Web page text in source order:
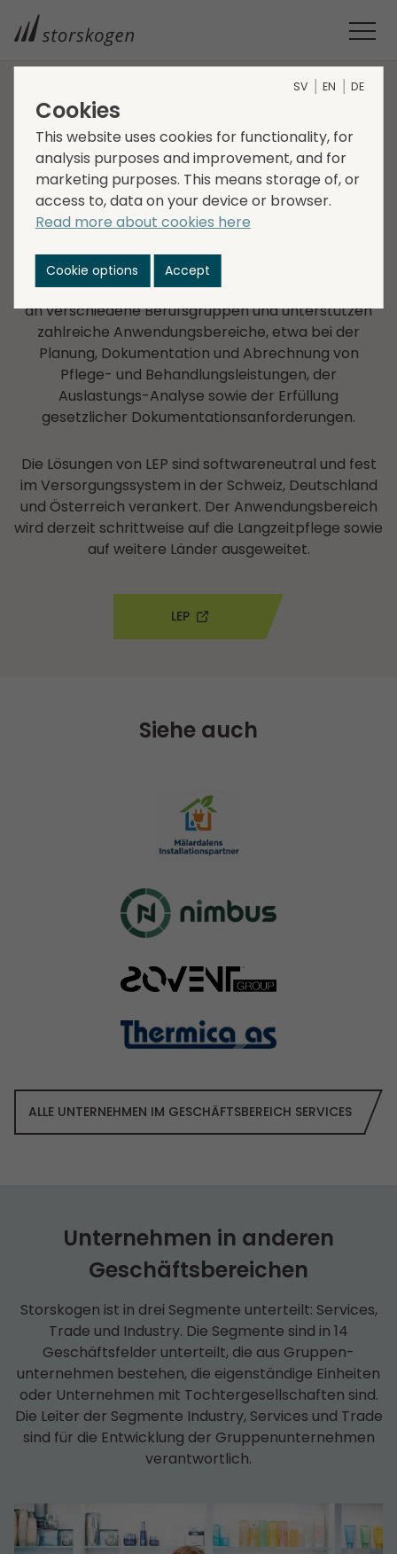
UNTERNEHMEN IM GESCHÄFTS­BEREICH SERVICES
LEP
Die Klassifikationssysteme von LEP ermöglichen eine
strukturierte, einheitliche und interdisziplinäre
Gesundheitswesen sowie fundierte Auswertungen
und Analysen. Die Interventionskataloge richten sich
an verschiedene Berufsgruppen­ und unterstützen
zahlreiche Anwendungsbereiche, etwa bei der
Planung, Dokumentation und Abrechnung von
Pflege- und Behandlungsleistungen, der
Auslastungs-Analyse sowie der Erfüllung
gesetzlicher Dokumentationsanforderungen.
Die Lösungen von LEP sind softwareneutral und fest
im Versorgungssystem in der Schweiz, Deutschland
und Österreich verankert. Der Anwendungsbereich
wird derzeit schrittweise auf die Langzeitpflege sowie
auf weitere Länder ausgeweitet.
LEP
Siehe auch
ALLE UNTERNEHMEN IM GESCHÄFTS­BEREICH SERVICES
Unternehmen in anderen
Geschäfts­bereichen
Storskogen ist in drei Segmente unterteilt: Services,
Trade und Industry. Die Segmente sind in 14
Geschäfts­felder unterteilt, die aus Gruppen­
unternehmen bestehen, die eigenständige Einheiten
oder Unternehmen mit Tochter­­gesell­schaften sind.
Die Leiter der Segmente Industry, Services und Trade
sind für die Entwicklung der Gruppen­unternehmen
verantwortlich.
SV EN DE
Cookies
This website uses cookies for functionality, for
analysis purposes and improvement, and for
marketing purposes. This means storage of, or
access to, data on your device or browser.
Read more about cookies here
Cookie options Accept